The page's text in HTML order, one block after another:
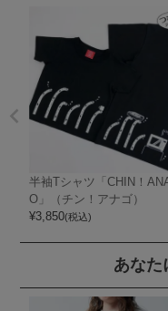
半袖Tシャツ「CHIN！
O」（チン！アナゴ）
¥3,850(税込)
あなた